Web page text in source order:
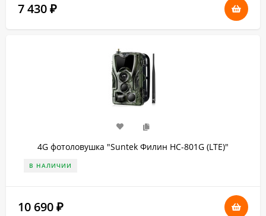
7 430 ₽
4G фотоловушка "Suntek Филин HC-801G (LTE)"
В НАЛИЧИИ
10 690 ₽